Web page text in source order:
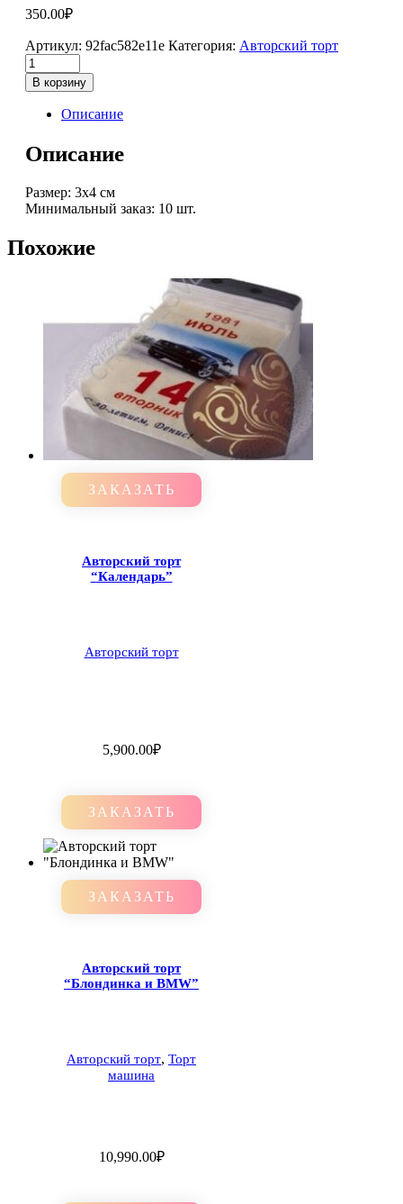
350.00₽
Артикул: 92fac582e11e Категория: Авторский торт
В корзину
Описание
Описание
Размер: 3х4 см
Минимальный заказ: 10 шт.
Похожие
ЗАКАЗАТЬ
Авторский торт
“Календарь”
Авторский торт
5,900.00₽
ЗАКАЗАТЬ
ЗАКАЗАТЬ
Авторский торт
“Блондинка и BMW”
Авторский торт, Торт
машина
10,990.00₽